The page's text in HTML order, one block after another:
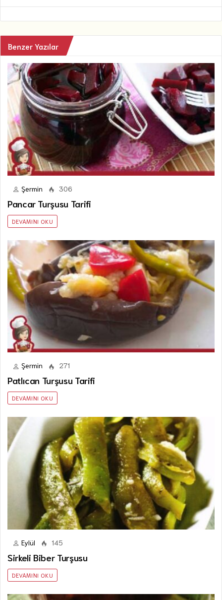
Benzer Yazılar
Şermin 306
Pancar Turşusu Tarifi
DEVAMINI OKU
Şermin 271
Patlıcan Turşusu Tarifi
DEVAMINI OKU
Eylül 145
Sirkeli Biber Turşusu
DEVAMINI OKU